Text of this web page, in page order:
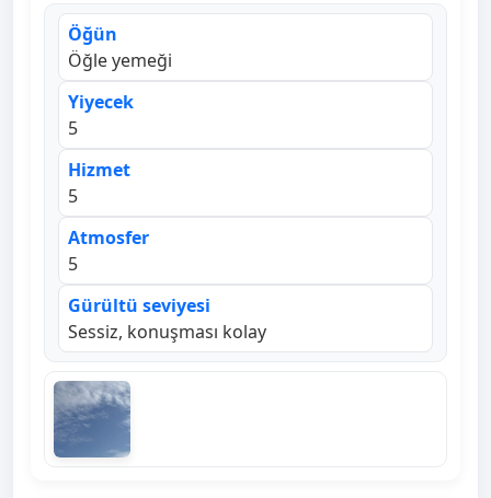
Öğün
Öğle yemeği
Yiyecek
5
Hizmet
5
Atmosfer
5
Gürültü seviyesi
Sessiz, konuşması kolay